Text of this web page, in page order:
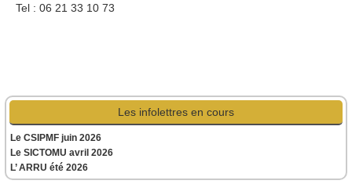
Tel : 06 21 33 10 73
Les infolettres en cours
Le CSIPMF juin 2026
Le SICTOMU avril 2026
L’ ARRU été 2026